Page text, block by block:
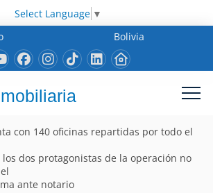
Select Language ▼
Bolivia
con 140 oficinas repartidas por todo el
los dos protagonistas de la operación no
ante notario